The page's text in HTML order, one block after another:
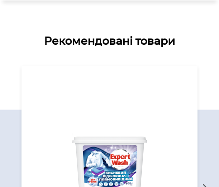
Рекомендовані товари